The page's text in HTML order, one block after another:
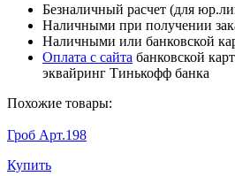
Безналичный расчет (для
Наличными при получении
Наличными или банковской
Оплата с сайта банковской
эквайринг Тинькофф банка
Похожие товары:
Гроб Арт.198
Купить